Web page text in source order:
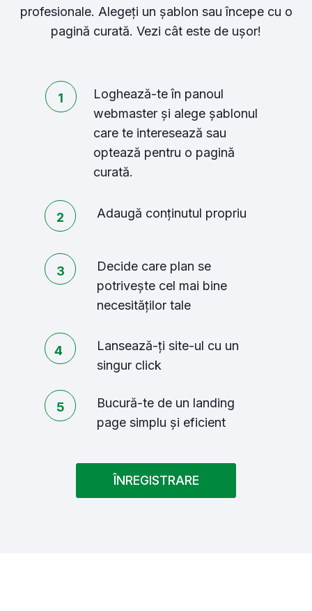
profesionale. Alegeți un șablon sau începe cu o
pagină curată. Vezi cât este de ușor!
5
4
3
2
1
Loghează-te în panoul
webmaster și alege șablonul
care te interesează sau
optează pentru o pagină
curată.
Adaugă conținutul propriu
Decide care plan se
potrivește cel mai bine
necesităților tale
Lansează-ți site-ul cu un
singur click
Bucură-te de un landing
page simplu și eficient
ÎNREGISTRARE